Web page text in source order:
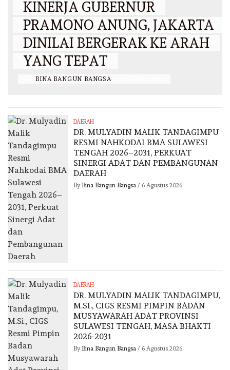
KINERJA GUBERNUR
PRAMONO ANUNG, JAKARTA
DINILAI BERGERAK KE ARAH
YANG TEPAT
BINA BANGUN BANGSA
DAERAH
DR. MULYADIN MALIK TANDAGIMPU
RESMI NAHKODAI BMA SULAWESI
TENGAH 2026–2031, PERKUAT
SINERGI ADAT DAN PEMBANGUNAN
DAERAH
By Bina Bangun Bangsa/ 6 Agustus 2026
DAERAH
DR. MULYADIN MALIK TANDAGIMPU,
M.SI., CIGS RESMI PIMPIN BADAN
MUSYAWARAH ADAT PROVINSI
SULAWESI TENGAH, MASA BHAKTI
2026-2031
By Bina Bangun Bangsa/ 6 Agustus 2026